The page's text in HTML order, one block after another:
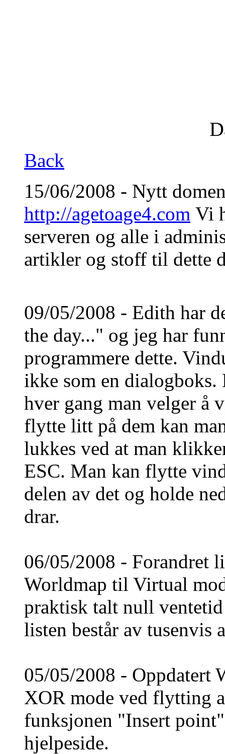
Back
15/06/2008 - Nytt
http://agetoage4.com Vi
serveren og alle i
artikler og stoff til dette
09/05/2008 - Edith har
the day..." og jeg har
programmere dette.
ikke som en
hver gang man velger å
flytte litt på dem kan
lukkes ved at man
ESC. Man kan flytte
delen av det og holde
drar.
06/05/2008 - Forandret
Worldmap til Virtual
praktisk talt null ventetid
listen består av tusenvis
05/05/2008 - Oppdatert
XOR mode ved flytting
funksjonen "Insert
hjelpeside.